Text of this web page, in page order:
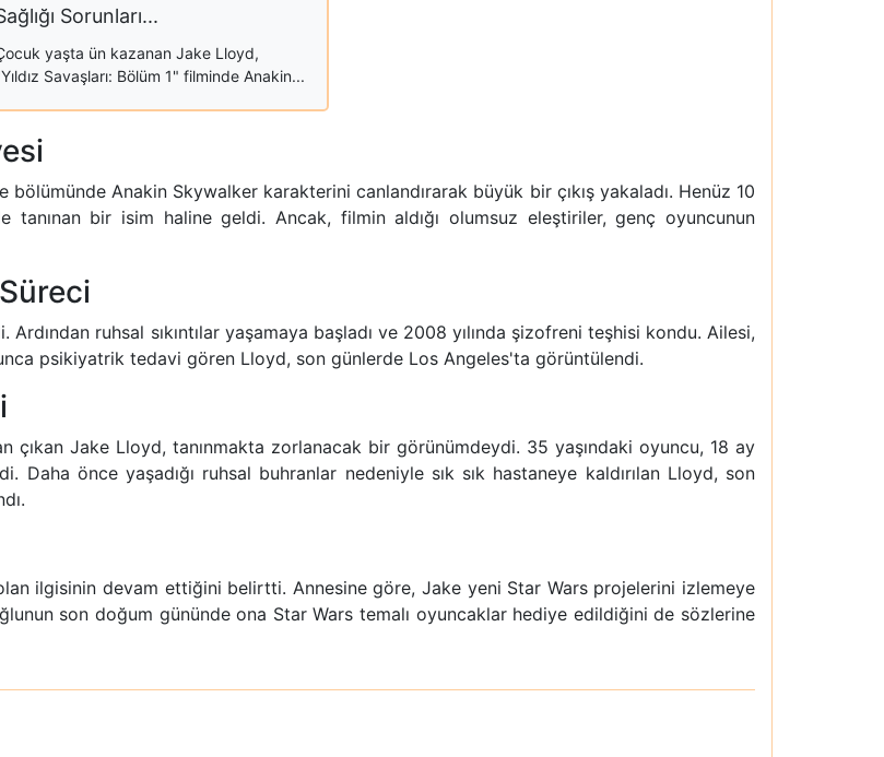
Sorunları...
yaşta ün kazanan Jake Lloyd,
Savaşları: Bölüm 1" filminde Anakin...
Anakin Skywalker karakterini canlandırarak büyük bir çıkış yakaladı. Henüz 10
tanınan bir isim haline geldi. Ancak, filmin aldığı olumsuz eleştiriler, genç oyuncunun
ruhsal sıkıntılar yaşamaya başladı ve 2008 yılında şizofreni teşhisi kondu. Ailesi,
psikiyatrik tedavi gören Lloyd, son günlerde Los Angeles'ta görüntülendi.
Jake Lloyd, tanınmakta zorlanacak bir görünümdeydi. 35 yaşındaki oyuncu, 18 ay
Daha önce yaşadığı ruhsal buhranlar nedeniyle sık sık hastaneye kaldırılan Lloyd, son
ilgisinin devam ettiğini belirtti. Annesine göre, Jake yeni Star Wars projelerini izlemeye
son doğum gününde ona Star Wars temalı oyuncaklar hediye edildiğini de sözlerine